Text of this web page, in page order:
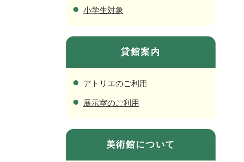
小学生対象
貸館案内
アトリエのご利用
展示室のご利用
美術館について